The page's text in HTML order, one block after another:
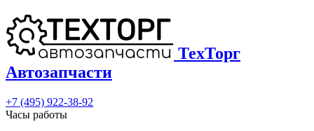
ТехТорг
Автозапчасти
+7 (495) 922-38-92
Часы работы